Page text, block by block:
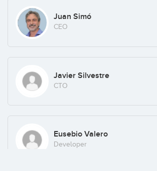
Juan Simó
CEO
Javier Silvestre
CTO
Eusebio Valero
Developer